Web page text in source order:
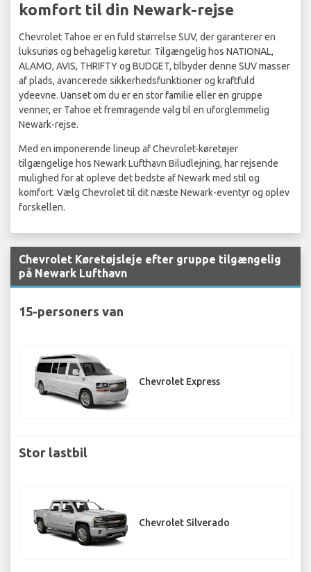
komfort til din Newark-rejse
Chevrolet Tahoe er en fuld størrelse SUV, der garanterer en
luksuriøs og behagelig køretur. Tilgængelig hos NATIONAL,
ALAMO, AVIS, THRIFTY og BUDGET, tilbyder denne SUV masser
af plads, avancerede sikkerhedsfunktioner og kraftfuld
ydeevne. Uanset om du er en stor familie eller en gruppe
venner, er Tahoe et fremragende valg til en uforglemmelig
Newark-rejse.
Med en imponerende lineup af Chevrolet-køretøjer
tilgængelige hos Newark Lufthavn Biludlejning, har rejsende
mulighed for at opleve det bedste af Newark med stil og
komfort. Vælg Chevrolet til dit næste Newark-eventyr og oplev
forskellen.
Chevrolet Køretøjsleje efter gruppe tilgængelig
på Newark Lufthavn
15-personers van
Chevrolet Express
Stor lastbil
Chevrolet Silverado